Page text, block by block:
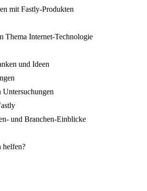
mit Fastly-Produkten
Thema Internet-Technologie
und Ideen
und Branchen-Einblicke
helfen?